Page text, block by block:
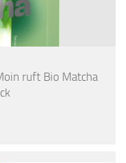
ruft Bio Matcha